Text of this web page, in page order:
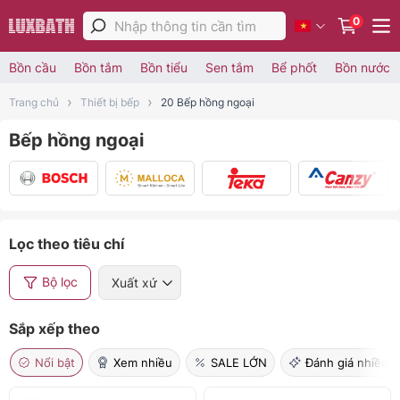
0
Bồn cầu Bồn tắm Bồn tiểu Sen tắm Bể phốt Bồn nước
Trang chủ Thiết bị bếp 20 Bếp hồng ngoại
Bếp hồng ngoại
Lọc theo tiêu chí
Bộ lọc Xuất xứ
Sắp xếp theo
Nổi bật Xem nhiều SALE LỚN Đánh giá nhiều